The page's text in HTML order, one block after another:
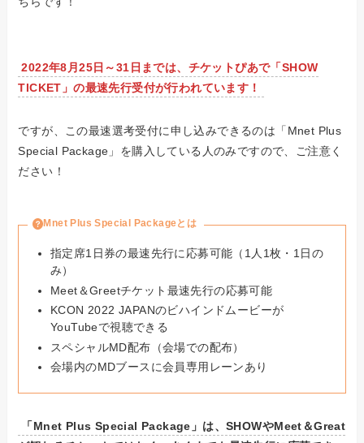
2022年8月25日～31日までは、チケットぴあで「SHOW
TICKET」の最速先行受付が行われています！
ですが、
この最速選考受付に申し込みできるのは「Mnet Plus
Special Package」を購入している人のみですので、ご注意く
ださい！
Mnet Plus Special Packageとは
指定席1日券の最速先行に応募可能（1人1枚・1日の
み）
Meet＆Greetチケット最速先行の応募可能
KCON 2022 JAPANのビハインドムービーが
YouTubeで視聴できる
スペシャルMD配布（会場での配布）
会場内のMDブースに会員専用レーンあり
「Mnet Plus Special Package」は、SHOWやMeet＆Great